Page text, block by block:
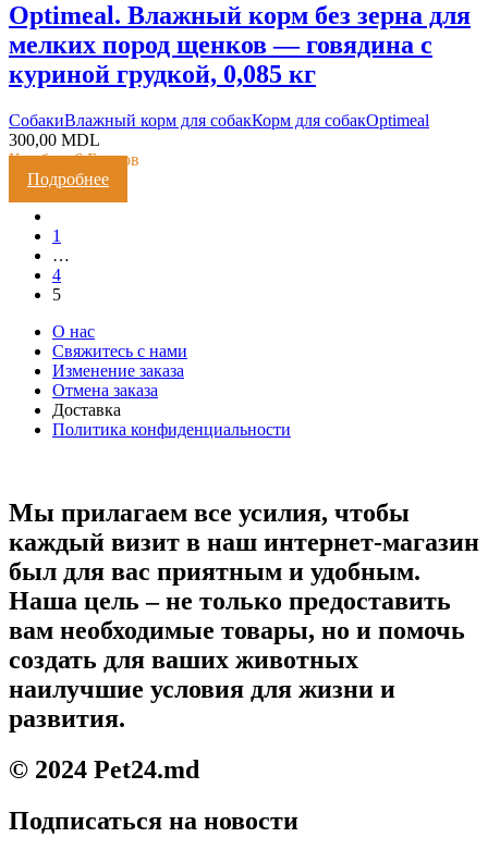
Optimeal. Влажный корм без зерна для
мелких пород щенков — говядина с
куриной грудкой, 0,085 кг
CобакиВлажный корм для собакКорм для собакOptimeal
300,00 MDL
Кешбэк:6 Баллов
Подробнее
1
…
4
5
О нас
Свяжитесь с нами
Изменение заказа
Отмена заказа
Доставка
Политика конфиденциальности
Мы прилагаем все усилия, чтобы
каждый визит в наш интернет-магазин
был для вас приятным и удобным.
Наша цель – не только предоставить
вам необходимые товары, но и помочь
создать для ваших животных
наилучшие условия для жизни и
развития.
© 2024 Pet24.md
Подписаться на новости